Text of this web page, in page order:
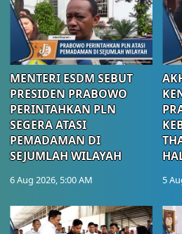
MENTERI ESDM SEBUT
PRESIDEN PRABOWO
PERINTAHKAN PLN
SEGERA ATASI
PEMADAMAN DI
SEJUMLAH WILAYAH
6 Aug 2026, 5:00 AM 5